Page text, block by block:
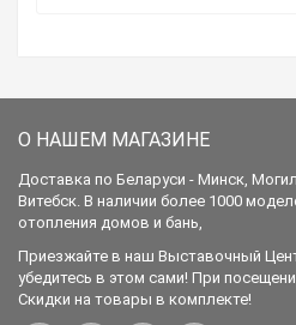
О НАШЕМ МАГАЗИНЕ
Доставка по Беларуси - Минск,
Витебск. В наличии более 1000
отопления домов и бань,
Приезжайте в наш Выставочный
убедитесь в этом сами! При
Скидки на товары в комплекте!